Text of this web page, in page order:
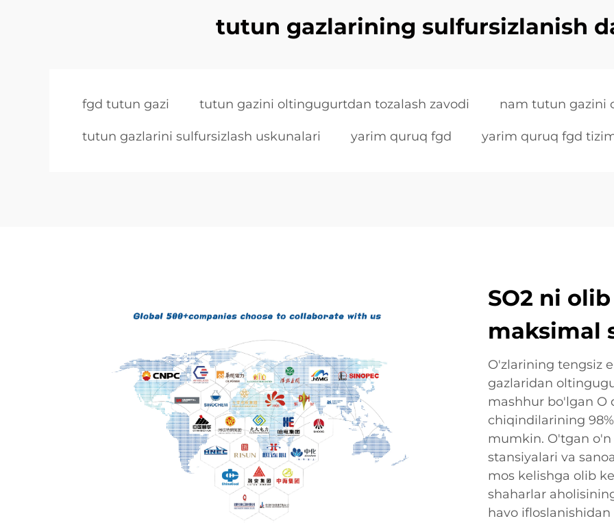
tutun gazlarining sulfursizlanish
fgd tutun gazi tutun gazini oltingugurtdan tozalash zavodi nam tutun gazini
tutun gazlarini sulfursizlash uskunalari yarim quruq fgd yarim quruq fgd
SO2 ni
maksimal
O'zlarining tengsiz
gazlaridan
mashhur bo'lgan O
chiqindilarining
mumkin. O'tgan
stansiyalari va
mos kelishga olib
shaharlar
havo